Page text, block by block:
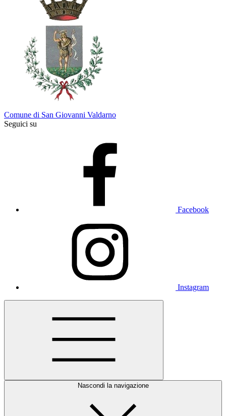
Comune di San Giovanni Valdarno
Seguici su
Facebook
Instagram
Nascondi la navigazione